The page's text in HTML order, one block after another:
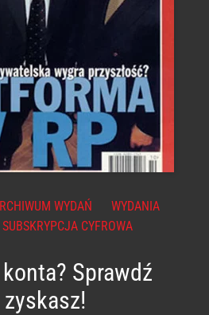
WYDAŃ
WYDANIA
SUBSKRYPCJA CYFROWA
Sprawdź